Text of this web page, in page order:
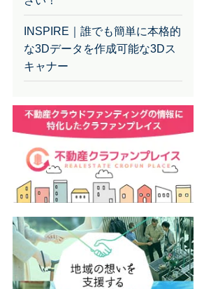
INSPIRE｜誰でも簡単に本格的
な3Dデータを作成可能な3Dス
キャナー